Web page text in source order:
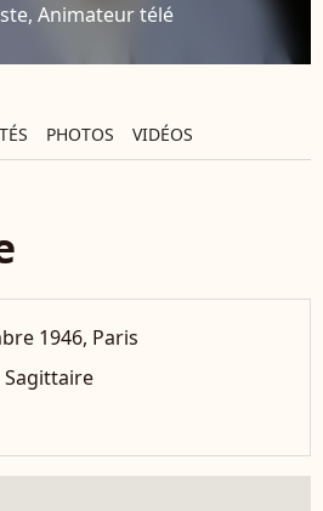
Animateur télé
PHOTOS VIDÉOS
1946, Paris
Sagittaire